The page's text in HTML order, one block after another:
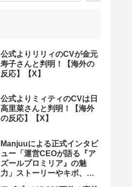
公式よりリリィのCVが金元
寿子さんと判明！【海外の
反応】【X】
公式よりミィティのCVは日
高里菜さんと判明！【海外
の反応】【X】
Manjuuによる正式インタビ
ュー「運営CEOが語る『ア
ズールプロミリア』の魅
力」ストーリーやキボ、ス